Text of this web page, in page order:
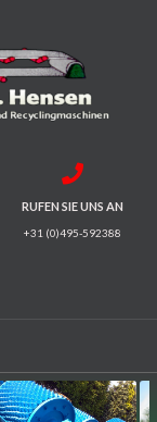
RUFEN SIE UNS AN
+31 (0)495-592388